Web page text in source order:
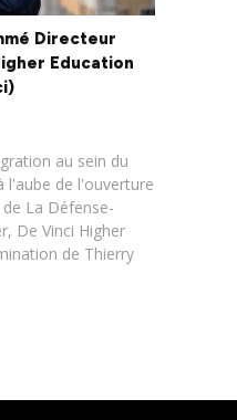
Directeur
Education
au sein du
l'aube de l'ouverture
La Défense-
De Vinci Higher
de Thierry